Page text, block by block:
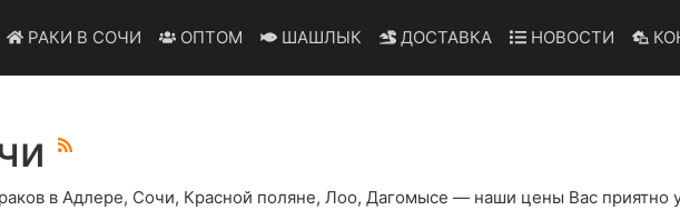
РАКИ В СОЧИ ОПТОМ ШАШЛЫК ДОСТАВКА НОВОСТИ
в Адлере, Сочи, Красной поляне, Лоо, Дагомысе — наши цены Вас приятно